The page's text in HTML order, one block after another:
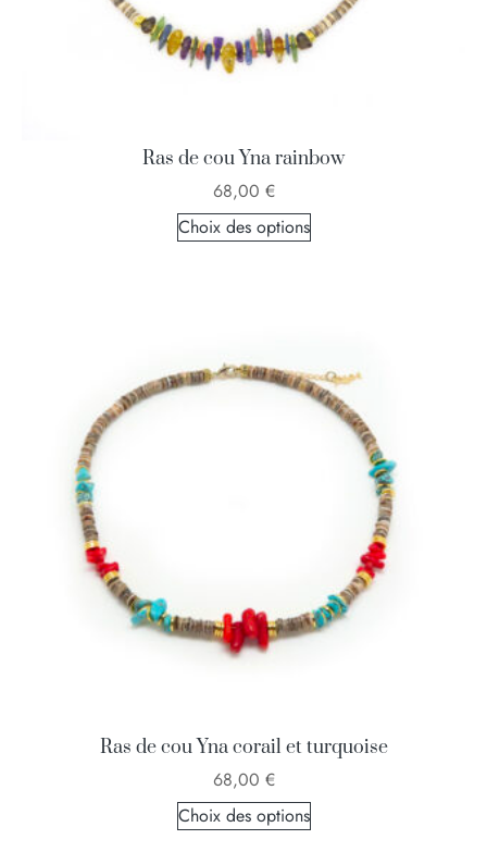
Ras de cou Yna rainbow
68,00 €
Choix des options
Ras de cou Yna corail et turquoise
68,00 €
Choix des options